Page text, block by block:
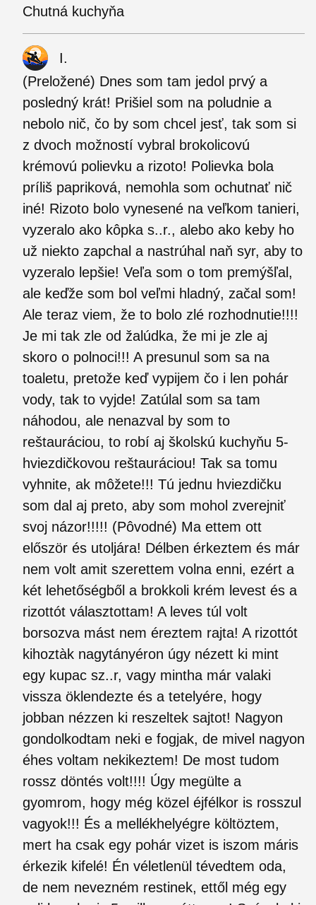
Chutná kuchyňa
I.
(Preložené) Dnes som tam jedol prvý a
posledný krát! Prišiel som na poludnie a
nebolo nič, čo by som chcel jesť, tak som si
z dvoch možností vybral brokolicovú
krémovú polievku a rizoto! Polievka bola
príliš papriková, nemohla som ochutnať nič
iné! Rizoto bolo vynesené na veľkom tanieri,
vyzeralo ako kôpka s..r., alebo ako keby ho
už niekto zapchal a nastrúhal naň syr, aby to
vyzeralo lepšie! Veľa som o tom premýšľal,
ale keďže som bol veľmi hladný, začal som!
Ale teraz viem, že to bolo zlé rozhodnutie!!!!
Je mi tak zle od žalúdka, že mi je zle aj
skoro o polnoci!!! A presunul som sa na
toaletu, pretože keď vypijem čo i len pohár
vody, tak to vyjde! Zatúlal som sa tam
náhodou, ale nenazval by som to
reštauráciou, to robí aj školskú kuchyňu 5-
hviezdičkovou reštauráciou! Tak sa tomu
vyhnite, ak môžete!!! Tú jednu hviezdičku
som dal aj preto, aby som mohol zverejniť
svoj názor!!!!! (Pôvodné) Ma ettem ott
először és utoljára! Délben érkeztem és már
nem volt amit szerettem volna enni, ezért a
két lehetőségből a brokkoli krém levest és a
rizottót választottam! A leves túl volt
borsozva mást nem éreztem rajta! A rizottót
kihoztàk nagytányéron úgy nézett ki mint
egy kupac sz..r, vagy mintha már valaki
vissza öklendezte és a tetelyére, hogy
jobban nézzen ki reszeltek sajtot! Nagyon
gondolkodtam neki e fogjak, de mivel nagyon
éhes voltam nekikeztem! De most tudom
rossz döntés volt!!!! Úgy megülte a
gyomrom, hogy még közel éjfélkor is rosszul
vagyok!!! És a mellékhelyégre költöztem,
mert ha csak egy pohár vizet is iszom máris
érkezik kifelé! Én véletlenül tévedtem oda,
de nem nevezném restinek, ettől még egy